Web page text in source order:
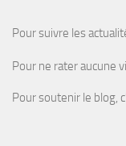
Pour suivre les
Pour ne rater aucune
Pour soutenir le blog,